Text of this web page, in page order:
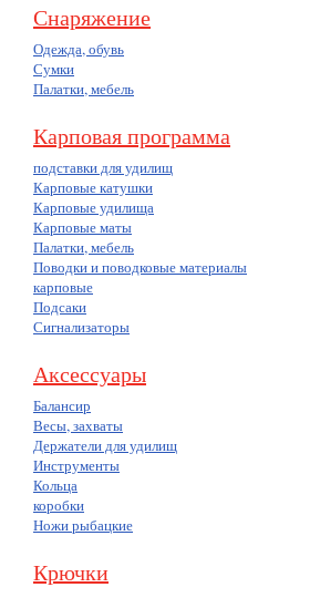
Снаряжение
Одежда, обувь
Сумки
Палатки, мебель
Карповая программа
подставки для удилищ
Карповые катушки
Карповые удилища
Карповые маты
Палатки, мебель
Поводки и поводковые материалы
карповые
Подсаки
Сигнализаторы
Аксессуары
Балансир
Весы, захваты
Держатели для удилищ
Инструменты
Кольца
коробки
Ножи рыбацкие
Крючки